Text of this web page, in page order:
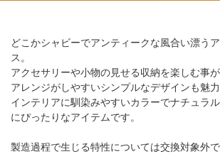
どこかシャビーでアンティークな風合い漂う
ス。
アクセサリーや小物の見せる収納を楽しむ事
アレンジがしやすいシンプルなデザインも魅力
インテリアに馴染みやすいカラーでナチュラ
にぴったりなアイテムです。
製造過程で生じる特性については交換対象外で